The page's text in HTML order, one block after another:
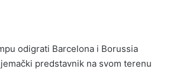
odigrati Barcelona i Borussia
predstavnik na svom terenu